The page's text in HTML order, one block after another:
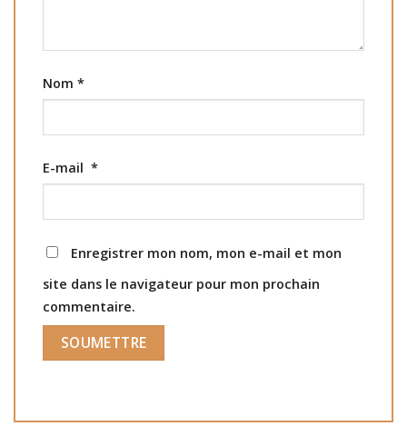
Nom *
E-mail *
Enregistrer mon nom, mon e-mail et mon
site dans le navigateur pour mon prochain
commentaire.